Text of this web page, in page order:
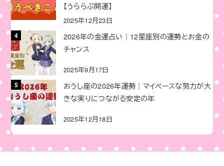
【うららぶ開運】
2025年12月23日
2026年の金運占い｜12星座別の運勢とお金の
チャンス
2025年9月17日
おうし座の2026年運勢｜マイペースな努力が大
きな実りにつながる安定の年
2025年12月18日